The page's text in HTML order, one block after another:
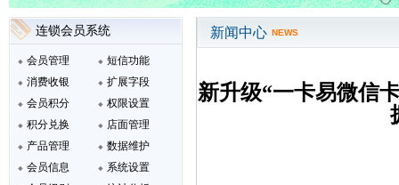
连锁会员系统
会员管理
消费收银
会员积分
积分兑换
产品管理
会员信息
短信功能
扩展字段
权限设置
店面管理
数据维护
系统设置
新闻中心 NEWS
新升级“一卡易微信